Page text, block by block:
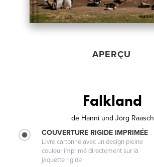
APERÇU
Falkland
de Hanni und Jörg Raasch
COUVERTURE RIGIDE IMPRIMÉE
Livre cartonné avec un design pleine
couleur imprimé directement sur la
jaquette rigide